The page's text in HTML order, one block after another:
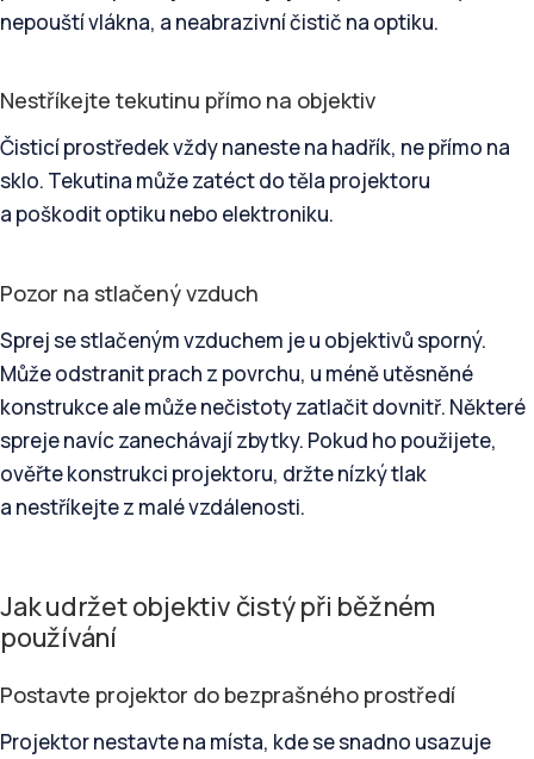
nepouští vlákna, a neabrazivní čistič na optiku.
Nestříkejte tekutinu přímo na objektiv
Čisticí prostředek vždy naneste na hadřík, ne přímo na
sklo. Tekutina může zatéct do těla projektoru
a poškodit optiku nebo elektroniku.
Pozor na stlačený vzduch
Sprej se stlačeným vzduchem je u objektivů sporný.
Může odstranit prach z povrchu, u méně utěsněné
konstrukce ale může nečistoty zatlačit dovnitř. Některé
spreje navíc zanechávají zbytky. Pokud ho použijete,
ověřte konstrukci projektoru, držte nízký tlak
a nestříkejte z malé vzdálenosti.
Jak udržet objektiv čistý při běžném
používání
Postavte projektor do bezprašného prostředí
Projektor nestavte na místa, kde se snadno usazuje